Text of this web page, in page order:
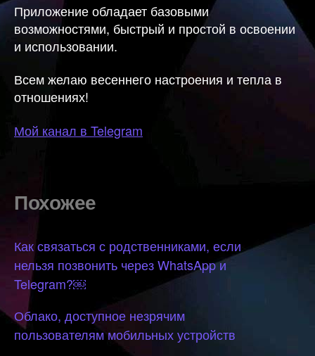
Приложение обладает базовыми
возможностями, быстрый и простой в освоении
и использовании.
Всем желаю весеннего настроения и тепла в
отношениях!
Мой канал в Telegram
Похожее
Как связаться с родственниками, если
нельзя позвонить через WhatsApp и
Telegram?￼
Облако, доступное незрячим
пользователям мобильных устройств